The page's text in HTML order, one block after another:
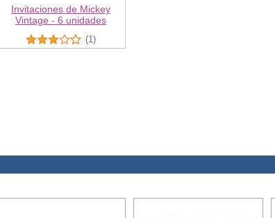
Invitaciones de Mickey
Vintage - 6 unidades
(1)